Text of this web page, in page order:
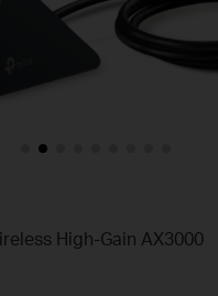
High-Gain AX3000